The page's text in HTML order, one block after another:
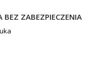
BEZ ZABEZPIECZENIA